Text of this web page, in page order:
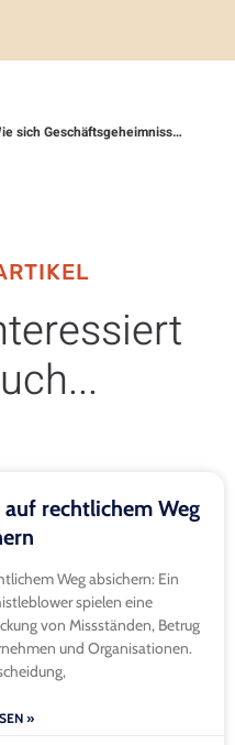
Wie sich Geschäftsgeheimnisse absichern lassen
rechtlichem Weg
Weg absichern: Ein
spielen eine
von Missständen, Betrug
und Organisationen.
»